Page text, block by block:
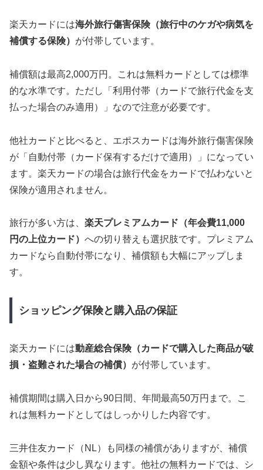
楽天カードには海外旅行傷害保険（旅行中のケガや病気を
補償する保険） が付帯しています。
補償額は最高2,000万円。これは無料カードとしては標準
的な水準です。ただし「利用付帯（カードで旅行代金を支
払った場合のみ適用）」なので注意が必要です。
他社カードと比べると、エポスカードは海外旅行傷害保険
が「自動付帯（カード保有するだけで適用）」になってい
ます。楽天カードの場合は旅行代金をカードで払わないと
保険が適用されません。
旅行が多い方は、 楽天プレミアムカード（年会費11,000
円の上位カード） への切り替えも選択肢です。プレミアム
カードなら自動付帯になり、補償額も大幅にアップしま
す。
ショッピング保険と購入品の保証
楽天カードには動産総合保険（カードで購入した商品が破
損・盗難された場合の補償） が付帯しています。
補償期間は購入日から90日間、年間最高50万円まで。こ
れは無料カードとしてはしっかりした内容です。
三井住友カード（NL）も同様の補償がありますが、補償
金額や条件は少し異なります。他社の無料カードでは、シ